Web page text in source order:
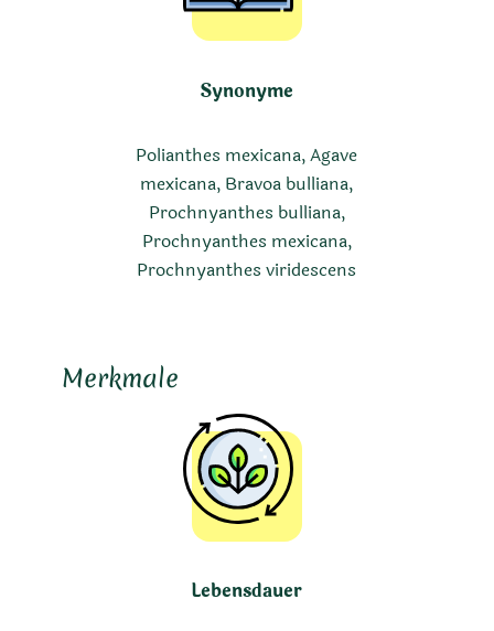
Synonyme
Polianthes mexicana, Agave
mexicana, Bravoa bulliana,
Prochnyanthes bulliana,
Prochnyanthes mexicana,
Prochnyanthes viridescens
Merkmale
Lebensdauer